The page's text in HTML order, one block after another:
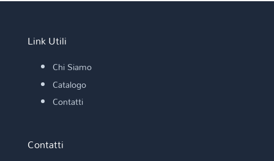
Link Utili
Chi Siamo
Catalogo
Contatti
Contatti